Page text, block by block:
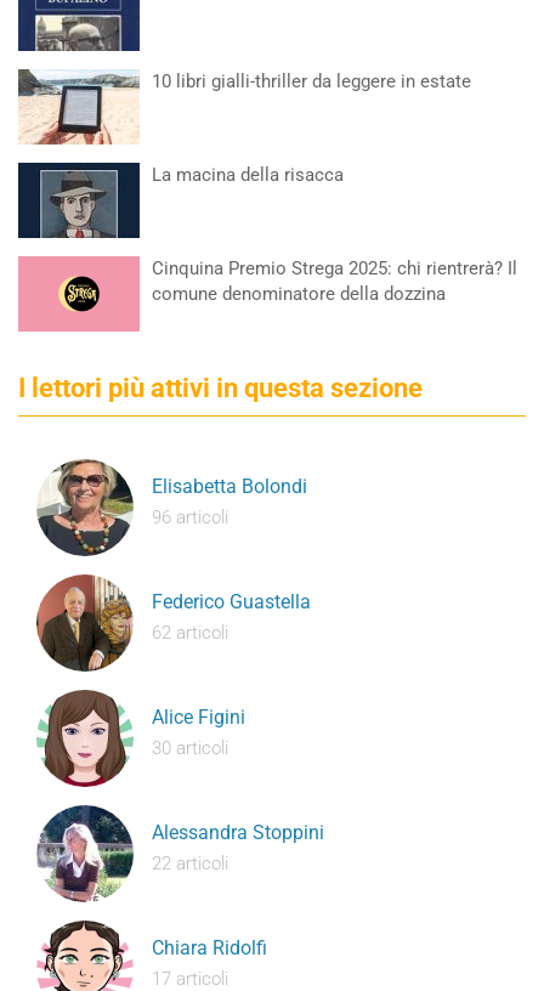
10 libri gialli-thriller da leggere in estate
La macina della risacca
Cinquina Premio Strega 2025: chi rientrerà? Il
comune denominatore della dozzina
I lettori più attivi in questa sezione
Elisabetta Bolondi
96 articoli
Federico Guastella
62 articoli
Alice Figini
30 articoli
Alessandra Stoppini
22 articoli
Chiara Ridolfi
17 articoli